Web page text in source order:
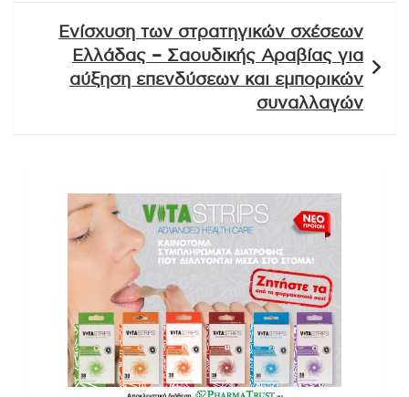
Ενίσχυση των στρατηγικών σχέσεων
Ελλάδας – Σαουδικής Αραβίας για
αύξηση επενδύσεων και εμπορικών
συναλλαγών